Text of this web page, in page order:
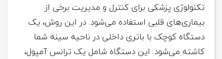
تکنولوژی پزشکی برای کنترل و مدیریت برخی از
بیماری‌های قلبی استفاده می‌شود. در این روش، یک
دستگاه کوچک با باتری داخلی در ناحیه سینه شما
کاشته می‌شود. این دستگاه شامل یک ترانس آمپول،